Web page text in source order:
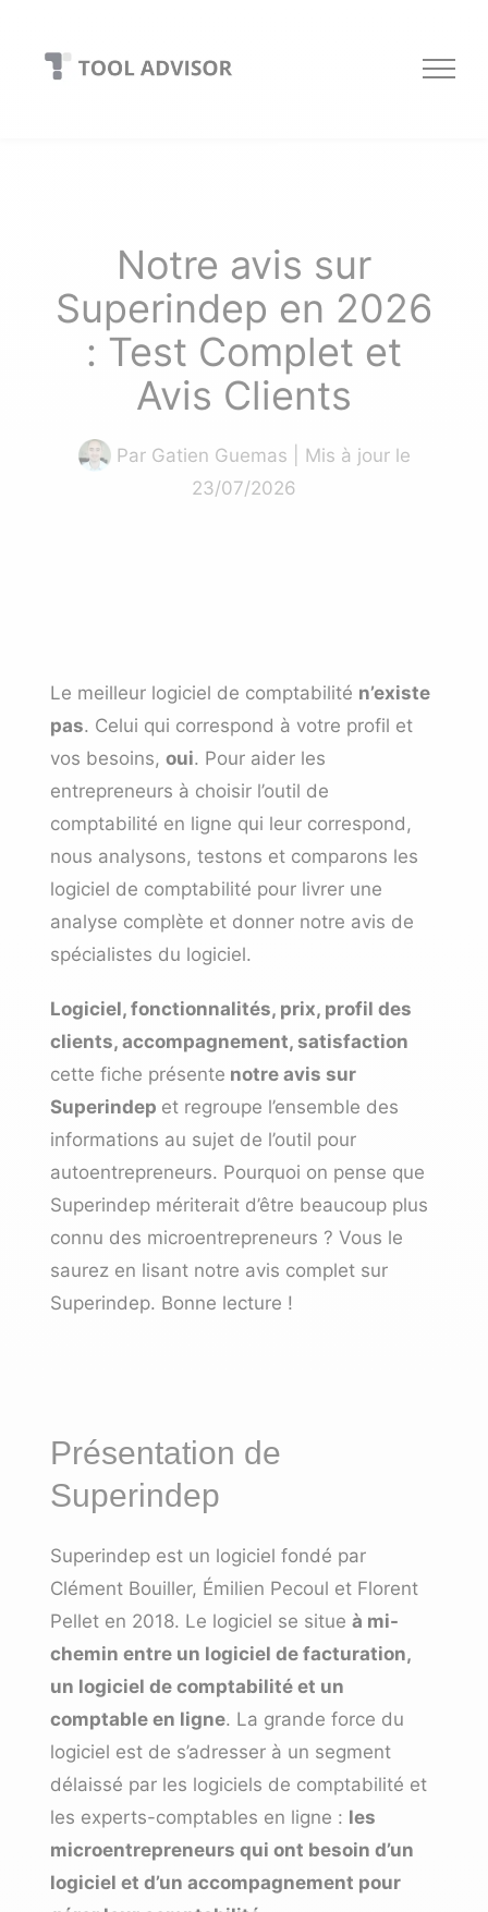
content
Notre avis sur
Superindep en 2026
: Test Complet et
Avis Clients
Par Gatien Guemas | Mis à jour le
23/07/2026
Le meilleur logiciel de comptabilité n’existe
pas. Celui qui correspond à votre profil et
vos besoins, oui. Pour aider les
entrepreneurs à choisir l’outil de
comptabilité en ligne qui leur correspond,
nous analysons, testons et comparons les
logiciel de comptabilité pour livrer une
analyse complète et donner notre avis de
spécialistes du logiciel.
Logiciel, fonctionnalités, prix, profil des
clients, accompagnement, satisfaction
cette fiche présente notre avis sur
Superindep et regroupe l’ensemble des
informations au sujet de l’outil pour
autoentrepreneurs. Pourquoi on pense que
Superindep mériterait d’être beaucoup plus
connu des microentrepreneurs ? Vous le
saurez en lisant notre avis complet sur
Superindep. Bonne lecture !
Présentation de
Superindep
Superindep est un logiciel fondé par
Clément Bouiller, Émilien Pecoul et Florent
Pellet en 2018. Le logiciel se situe à mi-
chemin entre un logiciel de facturation,
un logiciel de comptabilité et un
comptable en ligne. La grande force du
logiciel est de s’adresser à un segment
délaissé par les logiciels de comptabilité et
les experts-comptables en ligne : les
microentrepreneurs qui ont besoin d’un
logiciel et d’un accompagnement pour